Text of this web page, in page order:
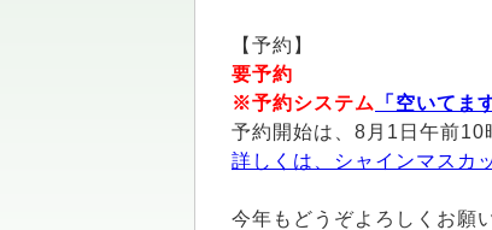
【予約】
要予約
※予約システム
「空いてま
予約開始は、8月1日午前10
詳しくは、シャインマスカ
今年もどうぞよろしくお願